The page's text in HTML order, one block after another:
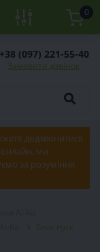
0
+38 (097) 221-55-40
Замовити дзвінок
додзвонитися
ми
за розуміння
Блок пуск